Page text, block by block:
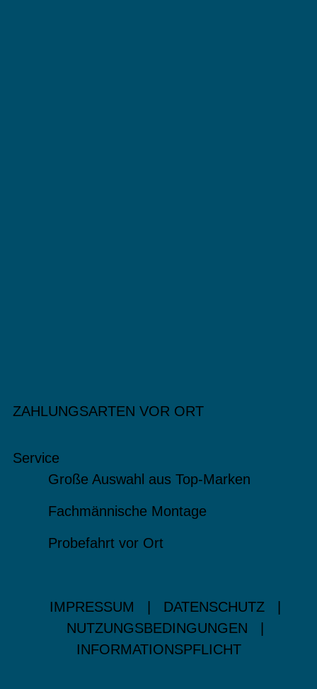
ZAHLUNGSARTEN VOR ORT
Service
Große Auswahl aus Top-Marken
Fachmännische Montage
Probefahrt vor Ort
IMPRESSUM DATENSCHUTZ
NUTZUNGSBEDINGUNGEN
INFORMATIONSPFLICHT